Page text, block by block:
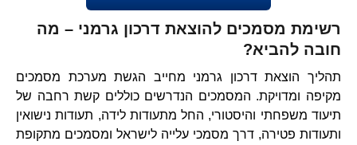
רשימת מסמכים להוצאת דרכון גרמני – מה
חובה להביא?
תהליך הוצאת דרכון גרמני מחייב הגשת מערכת מסמכים
מקיפה ומדויקת. המסמכים הנדרשים כוללים קשת רחבה של
תיעוד משפחתי והיסטורי, החל מתעודות לידה, תעודות נישואין
ותעודות פטירה, דרך מסמכי עלייה לישראל ומסמכים מתקופת